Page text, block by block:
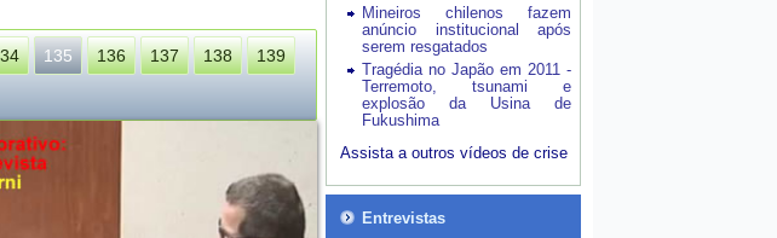
135 136 137 138
139
Mineiros chilenos fazem
anúncio institucional após
serem resgatados
Tragédia no Japão em 2011 -
Terremoto, tsunami e
explosão da Usina de
Fukushima
Assista a outros vídeos de crise
Entrevistas